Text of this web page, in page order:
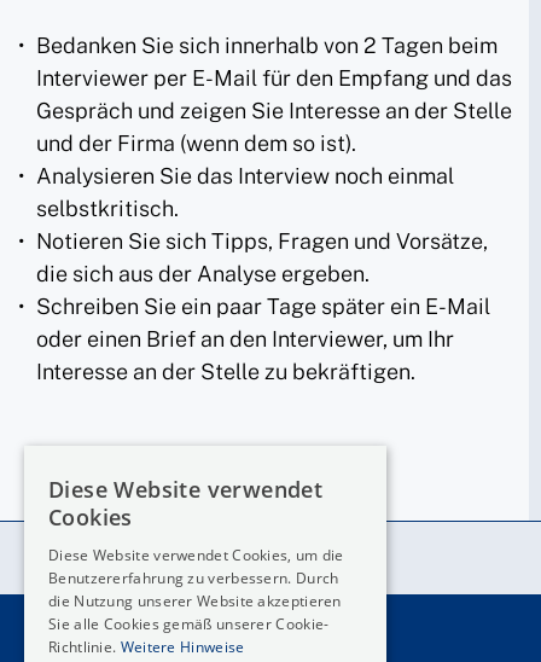
Bedanken Sie sich innerhalb von 2 Tagen beim
Interviewer per E-Mail für den Empfang und das
Gespräch und zeigen Sie Interesse an der Stelle
und der Firma (wenn dem so ist).
Analysieren Sie das Interview noch einmal
selbstkritisch.
Notieren Sie sich Tipps, Fragen und Vorsätze,
die sich aus der Analyse ergeben.
Schreiben Sie ein paar Tage später ein E-Mail
oder einen Brief an den Interviewer, um Ihr
Interesse an der Stelle zu bekräftigen.
mühlemann IT-personal
Diese Website verwendet
Cookies
Diese Website verwendet Cookies, um die
Benutzererfahrung zu verbessern. Durch
die Nutzung unserer Website akzeptieren
Sie alle Cookies gemäß unserer Cookie-
Richtlinie. Weitere Hinweise